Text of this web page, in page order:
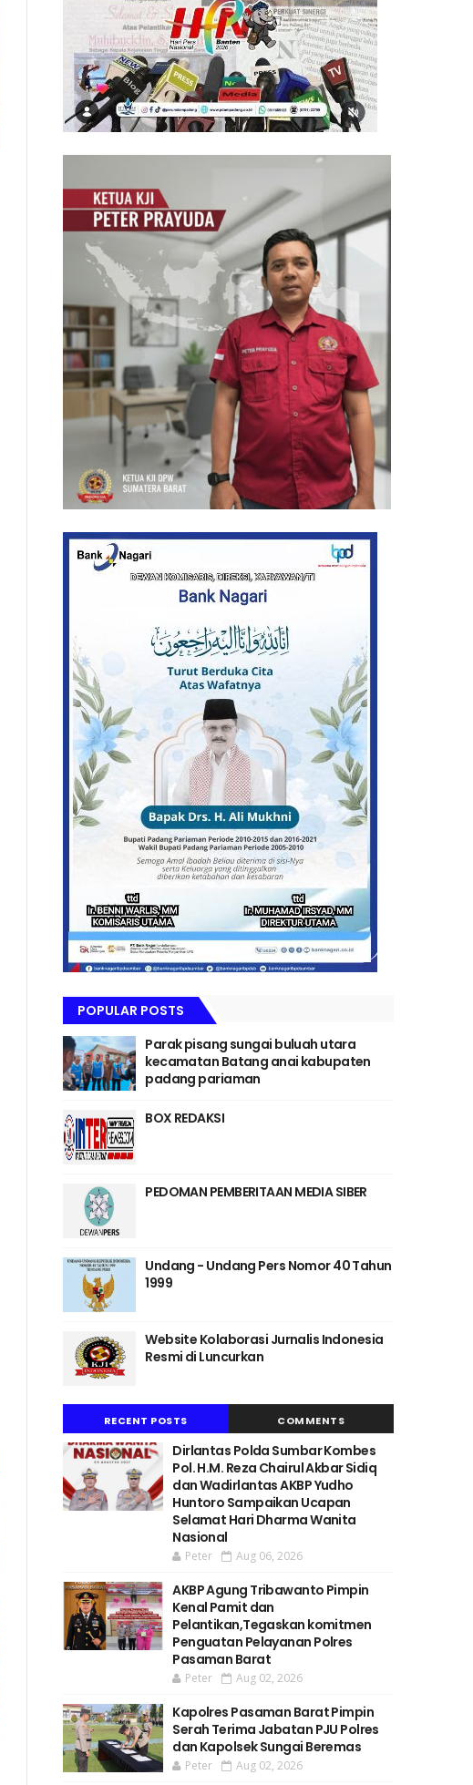
POPULAR POSTS
Parak pisang sungai buluah utara
kecamatan Batang anai kabupaten
padang pariaman
BOX REDAKSI
PEDOMAN PEMBERITAAN MEDIA SIBER
Undang - Undang Pers Nomor 40 Tahun
1999
Website Kolaborasi Jurnalis Indonesia
Resmi di Luncurkan
RECENT POSTS COMMENTS
Dirlantas Polda Sumbar Kombes
Pol. H.M. Reza Chairul Akbar Sidiq
dan Wadirlantas AKBP Yudho
Huntoro Sampaikan Ucapan
Selamat Hari Dharma Wanita
Nasional
Peter Aug 06, 2026
AKBP Agung Tribawanto Pimpin
Kenal Pamit dan
Pelantikan,Tegaskan komitmen
Penguatan Pelayanan Polres
Pasaman Barat
Peter Aug 02, 2026
Kapolres Pasaman Barat Pimpin
Serah Terima Jabatan PJU Polres
dan Kapolsek Sungai Beremas
Peter Aug 02, 2026